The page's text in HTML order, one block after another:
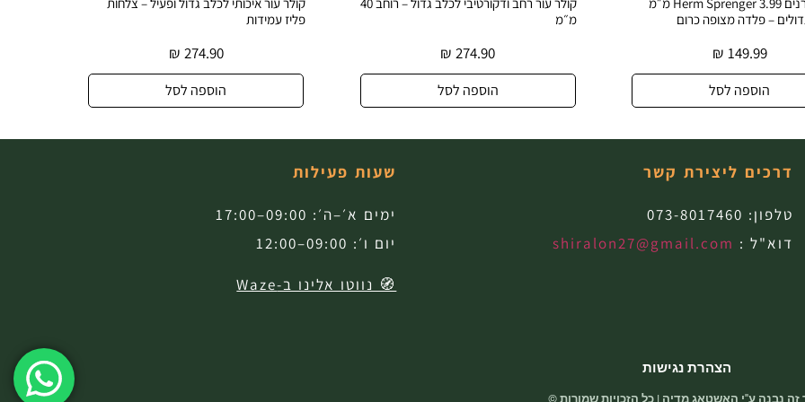
– פלדה מצופה כרום
149.99
₪
הוספה לסל
מ״מ
274.90
₪
הוספה לסל
פליז עמידות
274.90
₪
הוספה לסל
דרכים ליצירת קשר
טלפון: 073-8017460
דוא"ל : shiralon27@gmail.com
שעות פעילות
ימים א׳–ה׳: 09:00–17:00
יום ו׳: 09:00–12:00
🧭 נווטו אלינו ב-Waze
הצהרת נגישות
זה נבנה ע"י האשטאג מדיה | כל הזכויות שמורות ©